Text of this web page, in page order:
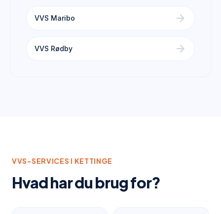
VVS Maribo arrow_forward
VVS Rødby arrow_forward
VVS-SERVICES I KETTINGE
Hvad har du brug for?